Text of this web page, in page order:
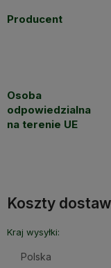
Producent
Osoba
odpowiedzialna
na terenie UE
Koszty
Kraj wysyłki: